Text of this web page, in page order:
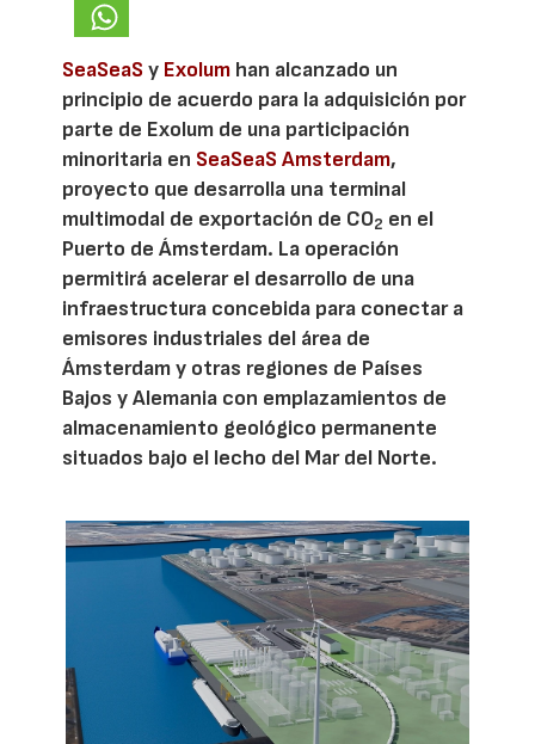
SeaSeaSy Exolum han alcanzado un
principio de acuerdo para la adquisición por
parte de Exolum de una participación
minoritaria en SeaSeaS Amsterdam,
proyecto que desarrolla una terminal
multimodal de exportación de CO2 en el
Puerto de Ámsterdam. La operación
permitirá acelerar el desarrollo de una
infraestructura concebida para conectar a
emisores industriales del área de
Ámsterdam y otras regiones de Países
Bajos y Alemania con emplazamientos de
almacenamiento geológico permanente
situados bajo el lecho del Mar del Norte.